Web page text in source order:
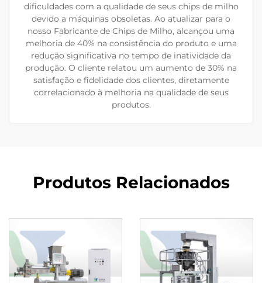
dificuldades com a qualidade de seus chips de milho
devido a máquinas obsoletas. Ao atualizar para o
nosso Fabricante de Chips de Milho, alcançou uma
melhoria de 40% na consistência do produto e uma
redução significativa no tempo de inatividade da
produção. O cliente relatou um aumento de 30% na
satisfação e fidelidade dos clientes, diretamente
correlacionado à melhoria na qualidade de seus
produtos.
Produtos Relacionados